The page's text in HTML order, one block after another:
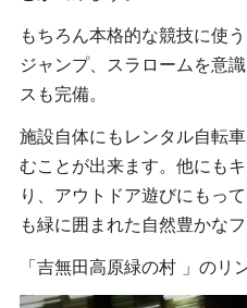
もちろん本格的な競技に使
ジャンプ、スラロームを意
スも完備。
施設自体にもレンタル自転
むことが出来ます。他にも
り、アウトドア遊びにもっ
も緑に囲まれた自然豊かなフ
「吉無田高原緑の村 」のリ